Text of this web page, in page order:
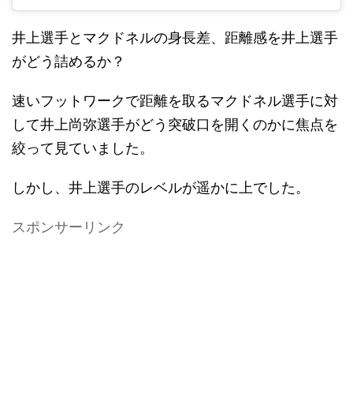
井上選手とマクドネルの身長差、距離感を井上選手
がどう詰めるか？
速いフットワークで距離を取るマクドネル選手に対
して井上尚弥選手がどう突破口を開くのかに焦点を
絞って見ていました。
しかし、井上選手のレベルが遥かに上でした。
スポンサーリンク